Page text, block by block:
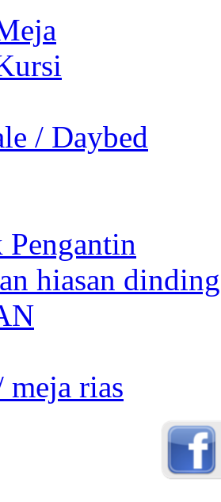
/ Daybed
Pengantin
hiasan dinding
meja rias